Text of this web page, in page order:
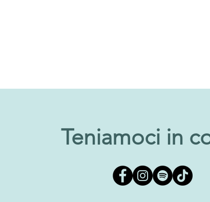
Teniamoci in